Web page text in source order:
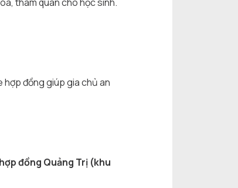
tham quan cho học sinh.
hợp đồng giúp gia chủ an
đồng Quảng Trị (khu